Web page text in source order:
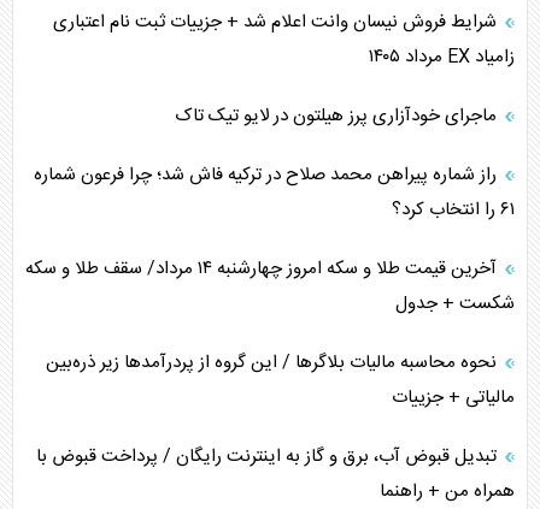
متن و حاشیه سفر نتانیاهو به آمریکا
نقش راهبردی ایران در دیپلماسی غذایی جهان
فضای مجازی، چالش تربیتی خانواده‌ها
پیامدهای خطرناک حمله اوکراین به کشتی ایرانی
شرایط فروش نیسان وانت اعلام شد + جزییات ثبت نام اعتباری
زامیاد EX مرداد ۱۴۰۵
ماجرای خودآزاری پرز هیلتون در لایو تیک تاک
راز شماره پیراهن محمد صلاح در ترکیه فاش شد؛ چرا فرعون شماره
۶۱ را انتخاب کرد؟
آخرین قیمت طلا و سکه امروز چهارشنبه ۱۴ مرداد/ سقف طلا و سکه
شکست + جدول
نحوه محاسبه مالیات بلاگر‌ها / این گروه از پردرآمد‌ها زیر ذره‌بین
مالیاتی + جزییات
تبدیل قبوض آب، برق و گاز به اینترنت رایگان / پرداخت قبوض با
همراه من + راهنما